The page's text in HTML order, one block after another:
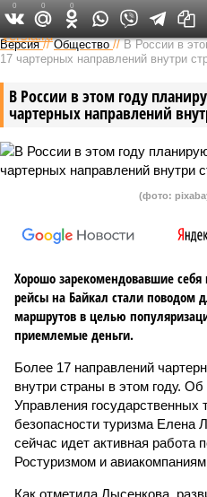
Версия //Общество //В России в
17 чартерных направлений внутри
В России в этом году
чартерных направлений
(фото:
Хорошо зарекомендовавшие
рейсы на Байкал стали поводом
маршрутов в целью
приемлемые деньги.
Более 17 направлений
внутри страны в этом году.
Управления государственных
безопасности туризма Елена
сейчас идет активная работа
Ростуризмом и
Как отметила Лысенкова,
0 0 0